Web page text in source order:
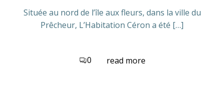
Située au nord de l’île aux fleurs, dans la ville du
Prêcheur, L’Habitation Céron a été […]
0 read more